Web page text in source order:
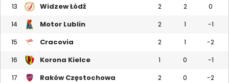
13 Widzew Łódź 2 2 0
14 Motor Lublin 2 1 -1
15 Cracovia 2 1 -2
16 Korona Kielce 1 0 -1
17 Raków Częstochowa 2 0 -2